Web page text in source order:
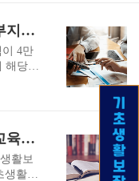
인가?
받는
는 선
준은
득과
생활
준 기
열린재정 맞춤형 수혜서비스 정부지원금
4만
해당하
조금
모든
혜서
부에
2024년 기초생활보장 교육급여 교육활동지원비
활보
생활보